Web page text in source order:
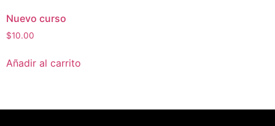
Nuevo curso
$10.00
Añadir al carrito